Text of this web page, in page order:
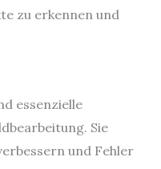
zu erkennen und
essenzielle
Sie
und Fehler